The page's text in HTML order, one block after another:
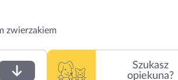
zwierzakiem
Szukasz
opiekuna?